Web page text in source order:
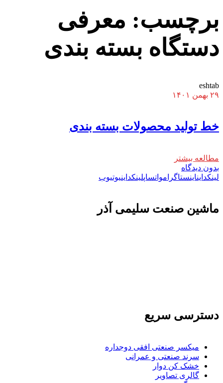
برچسب: معرفی
دستگاه بسته بندی
eshtab
۲۹ بهمن ۱۴۰۱
خط تولید محصولات بسته بندی
مطالعه بیشتر
بدون دیدگاه
لینکدایناینستاگرامواتساپلینکداینیوتیوب
ماشين صنعت سليمی آذر
دسترسی سریع
میکسر صنعتی افقی دوجداره
سرند صنعتی و عمرانی
خشک کن دوار
گالری تصاویر